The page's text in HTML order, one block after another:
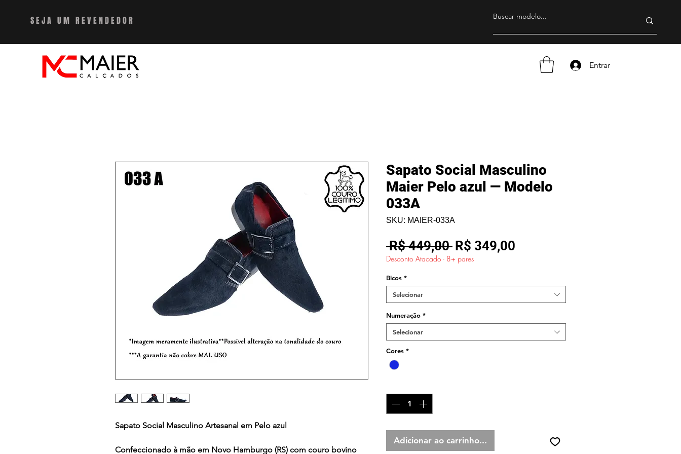
SEJA UM REVENDEDOR
Entrar
Sapato Social Masculino Artesanal em Pelo azul
Confeccionado à mão em Novo Hamburgo (RS) com couro bovino
Sapato Social Masculino
Maier Pelo azul — Modelo
033A
SKU: MAIER-033A
R$ 449,00 Preço
normal
R$ 349,00
Desconto Atacado - 8+ pares
Bicos *
Selecionar
Numeração *
Selecionar
Cores *
Adicionar ao carrinho...